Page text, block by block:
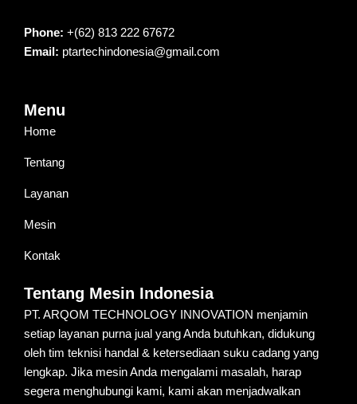
Phone: +(62) 813 222 67672
Email: ptartechindonesia@gmail.com
Menu
Home
Tentang
Layanan
Mesin
Kontak
Tentang Mesin Indonesia
PT. ARQOM TECHNOLOGY INNOVATION menjamin
setiap layanan purna jual yang Anda butuhkan, didukung
oleh tim teknisi handal & ketersediaan suku cadang yang
lengkap. Jika mesin Anda mengalami masalah, harap
segera menghubungi kami, kami akan menjadwalkan